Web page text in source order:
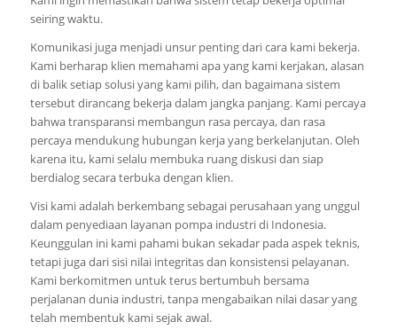
seiring waktu.
Komunikasi juga menjadi unsur penting dari cara kami bekerja.
Kami berharap klien memahami apa yang kami kerjakan, alasan
di balik setiap solusi yang kami pilih, dan bagaimana sistem
tersebut dirancang bekerja dalam jangka panjang. Kami percaya
bahwa transparansi membangun rasa percaya, dan rasa
percaya mendukung hubungan kerja yang berkelanjutan. Oleh
karena itu, kami selalu membuka ruang diskusi dan siap
berdialog secara terbuka dengan klien.
Visi kami adalah berkembang sebagai perusahaan yang unggul
dalam penyediaan layanan pompa industri di Indonesia.
Keunggulan ini kami pahami bukan sekadar pada aspek teknis,
tetapi juga dari sisi nilai integritas dan konsistensi pelayanan.
Kami berkomitmen untuk terus bertumbuh bersama
perjalanan dunia industri, tanpa mengabaikan nilai dasar yang
telah membentuk kami sejak awal.